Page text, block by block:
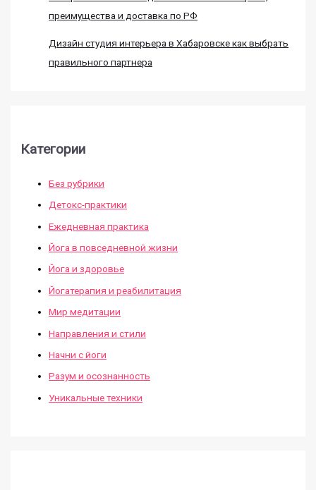
преимущества и доставка по РФ
Дизайн студия интерьера в Хабаровске как выбрать
правильного партнера
Категории
Без рубрики
Детокс-практики
Ежедневная практика
Йога в повседневной жизни
Йога и здоровье
Йогатерапия и реабилитация
Мир медитации
Направления и стили
Начни с йоги
Разум и осознанность
Уникальные техники